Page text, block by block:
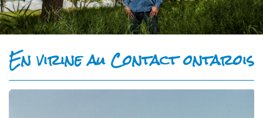
En virine au Contact ontarois